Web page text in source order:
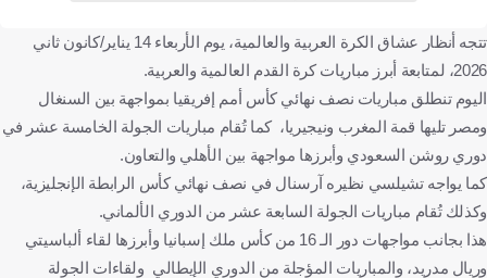
آرسنال
كأس رابطة المحترفين
العراق الأولمبي ضد أستراليا تحت 23
العراق الأولمبي
أستراليا تحت 23
الأهلي ضد التعاون
الأهلي
التعاون
الشباب ضد نيوم الشباب
نيوم
المملكة العربية السعودية
إسبانيا فرنسا إيطاليا
ألمانيا
مصر المغرب نيجيريا إنجلترا
العراق
أستراليا
كرة قدم
تتجه أنظار عشاق الكرة العربية والعالمية، يوم الأربعاء 14 يناير/كانون ثاني
2026، لمتابعة أبرز مباريات كرة القدم العالمية والعربية.
اليوم تنطلق مباريات نصف نهائي كأس أمم إفريقيا بمواجهة بين السنغال
ومصر تليها قمة المغرب ونيجيريا، كما تُقام مباريات الجولة الخامسة عشر في
دوري روشن السعودي وأبرزها مواجهة بين الأهلي والتعاون.
كما يواجه تشيلسي نظيره آرسنال في نصف نهائي كأس الرابطة الإنجليزية،
وكذلك تُقام مباريات الجولة السابعة عشر من الدوري الألماني.
هذا بجانب مواجهات دور الـ 16 من كأس ملك إسبانيا وأبرزها لقاء ألباسيتي
وريال مدريد، والمباريات المؤجلة من الدوري الإيطالي ولقاءات الجولة